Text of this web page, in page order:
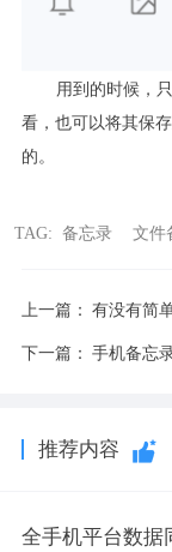
用到的时候，
看，也可以将其保
的。
TAG: 备忘录 文件
上一篇： 有没有简
下一篇： 手机备忘
推荐内容
全手机平台数据